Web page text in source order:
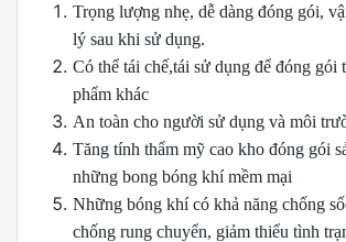
Trọng lượng nhẹ, dễ dàng đóng gói,
lý sau khi sử dụng.
Có thể tái chế,tái sử dụng để đóng gói
phẩm khác
An toàn cho người sử dụng và môi
Tăng tính thẩm mỹ cao kho đóng gói
những bong bóng khí mềm mại
Những bóng khí có khả năng chống
chống rung chuyển, giảm thiểu tình